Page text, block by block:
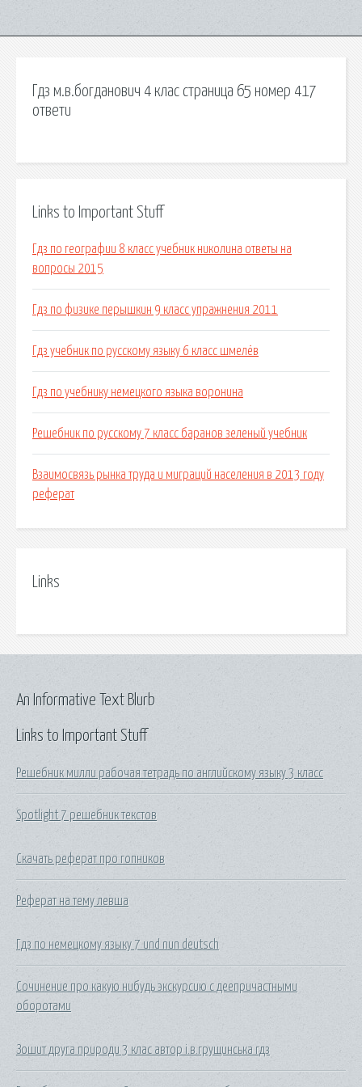
Гдз м.в.богданович 4 клас страница 65 номер 417
ответи
Links to Important Stuff
Гдз по географии 8 класс учебник николина ответы на
вопросы 2015
Гдз по физике перышкин 9 класс упражнения 2011
Гдз учебник по русскому языку 6 класс шмелёв
Гдз по учебнику немецкого языка воронина
Решебник по русскому 7 класс баранов зеленый учебник
Взаимосвязь рынка труда и миграций населения в 2013 году
реферат
Links
Links to Important Stuff
Решебник милли рабочая тетрадь по английскому языку 3 класс
Spotlight 7 решебник текстов
Скачать реферат про гопников
Реферат на тему левша
Гдз по немецкому языку 7 und nun deutsch
Сочинение про какую нибудь экскурсию с деепричастными
оборотами
Зошит друга природи 3 клас автор і.в.грущинська гдз
An Informative Text Blurb